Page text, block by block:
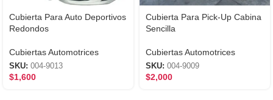
Cubierta Para Auto Deportivos
Redondos
Cubiertas Automotrices
SKU: 004-9013
$1,600
Cubierta Para Pick-Up Cabina
Sencilla
Cubiertas Automotrices
SKU: 004-9009
$2,000